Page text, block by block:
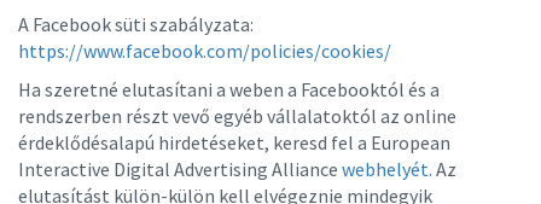
A Facebook süti szabályzata:
https://www.facebook.com/policies/cookies/
Ha szeretné elutasítani a weben a Facebooktól és a
rendszerben részt vevő egyéb vállalatoktól az online
érdeklődésalapú hirdetéseket, keresd fel a European
Interactive Digital Advertising Alliance webhelyét. Az
elutasítást külön-külön kell elvégeznie mindegyik